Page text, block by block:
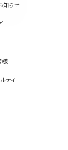
知らせ
様
ティ